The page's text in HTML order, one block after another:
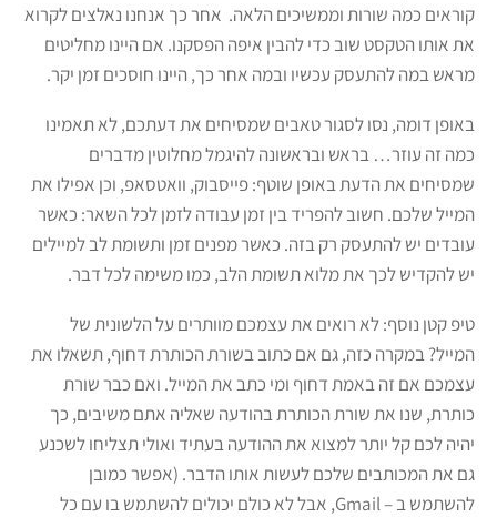
קוראים כמה שורות וממשיכים הלאה. אחר כך אנחנו נאלצים לקרוא
את אותו הטקסט שוב כדי להבין איפה הפסקנו. אם היינו מחליטים
מראש במה להתעסק עכשיו ובמה אחר כך, היינו חוסכים זמן יקר.
באופן דומה, נסו לסגור טאבים שמסיחים את דעתכם, לא תאמינו
כמה זה עוזר… בראש ובראשונה להיגמל מחלוטין מדברים
שמסיחים את הדעת באופן שוטף: פייסבוק, וואטסאפ, וכן אפילו את
המייל שלכם. חשוב להפריד בין זמן עבודה לזמן לכל השאר: כאשר
עובדים יש להתעסק רק בזה. כאשר מפנים זמן ותשומת לב למיילים
יש להקדיש לכך את מלוא תשומת הלב, כמו משימה לכל דבר.
טיפ קטן נוסף: לא רואים את עצמכם מוותרים על הלשונית של
המייל? במקרה כזה, גם אם כתוב בשורת הכותרת דחוף, תשאלו את
עצמכם אם זה באמת דחוף ומי כתב את המייל. ואם כבר שורת
כותרת, שנו את שורת הכותרת בהודעה שאליה אתם משיבים, כך
יהיה לכם קל יותר למצוא את ההודעה בעתיד ואולי תצליחו לשכנע
גם את המכותבים שלכם לעשות אותו הדבר. (אפשר כמובן
להשתמש ב – Gmail, אבל לא כולם יכולים להשתמש בו עם כל